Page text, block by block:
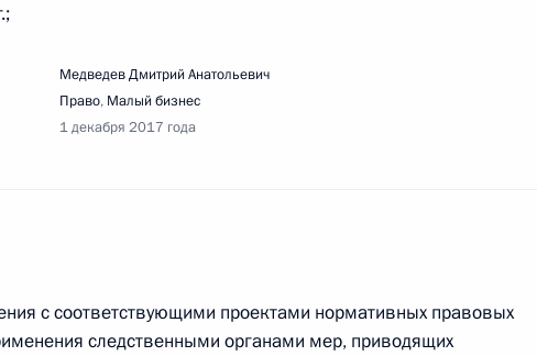
итогам заседания Совета по развитию местного
итогам поездки в Севастополь
Медведев Дмитрий Анатольевич
Право, Малый бизнес
1 декабря 2017 года
с соответствующими проектами нормативных правовых
следственными органами мер, приводящих